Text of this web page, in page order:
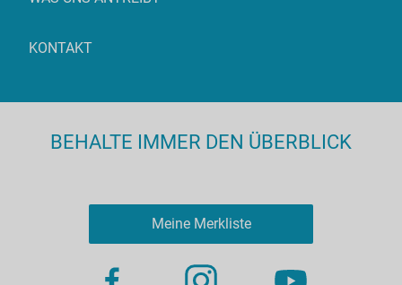
KONTAKT
BEHALTE IMMER DEN ÜBERBLICK
Meine Merkliste